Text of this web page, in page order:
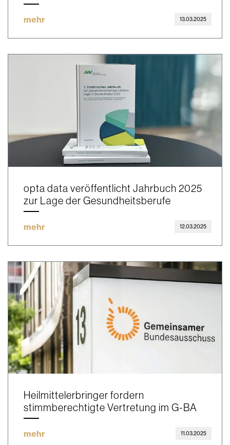
mehr 13.03.2025
opta data veröffentlicht Jahrbuch 2025
zur Lage der Gesundheitsberufe
mehr 12.03.2025
Heilmittelerbringer fordern
stimmberechtigte Vertretung im G-BA
mehr 11.03.2025